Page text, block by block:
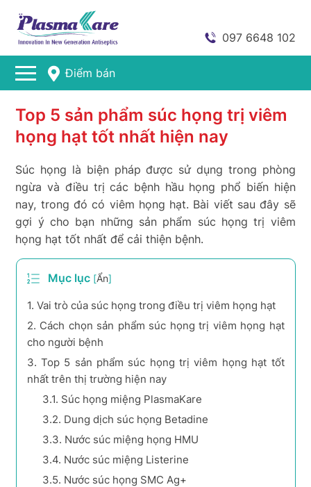
097 6648 102
Điểm bán
Top 5 sản phẩm súc họng trị viêm
họng hạt tốt nhất hiện nay
Súc họng là biện pháp được sử dụng trong phòng
ngừa và điều trị các bệnh hầu họng phổ biến hiện
nay, trong đó có viêm họng hạt. Bài viết sau đây sẽ
gợi ý cho bạn những sản phẩm súc họng trị viêm
họng hạt tốt nhất để cải thiện bệnh.
Mục lục [Ẩn]
1. Vai trò của súc họng trong điều trị viêm họng hạt
2. Cách chọn sản phẩm súc họng trị viêm họng hạt
cho người bệnh
3. Top 5 sản phẩm súc họng trị viêm họng hạt tốt
nhất trên thị trường hiện nay
3.1. Súc họng miệng PlasmaKare
3.2. Dung dịch súc họng Betadine
3.3. Nước súc miệng họng HMU
3.4. Nước súc miệng Listerine
3.5. Nước súc họng SMC Ag+